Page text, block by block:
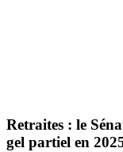
Retraites : le
gel partiel en